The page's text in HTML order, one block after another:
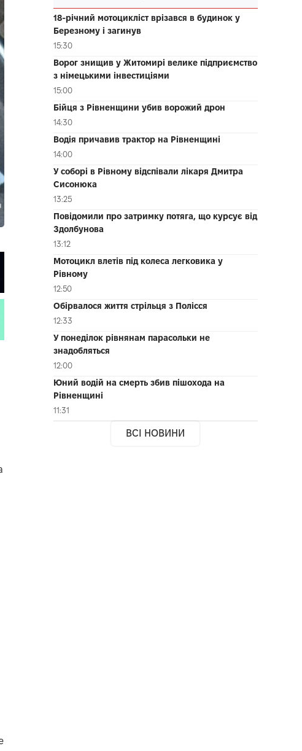
18-річний мотоцикліст врізався в будинок у
Березному і загинув
15:30
Ворог знищив у Житомирі велике підприємство
з німецькими інвестиціями
15:00
Бійця з Рівненщини убив ворожий дрон
14:30
Водія причавив трактор на Рівненщині
14:00
У соборі в Рівному відспівали лікаря Дмитра
Сисонюка
13:25
Повідомили про затримку потяга, що курсує від
Здолбунова
13:12
Мотоцикл влетів під колеса легковика у
Рівному
12:50
Обірвалося життя стрільця з Полісся
12:33
У понеділок рівнянам парасольки не
знадобляться
12:00
Юний водій на смерть збив пішохода на
Рівненщині
11:31
ВСІ НОВИНИ